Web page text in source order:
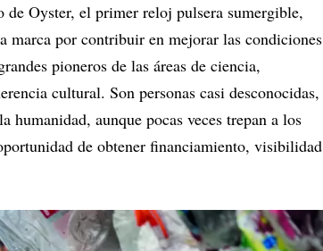
de Oyster, el primer reloj pulsera sumergible,
marca por contribuir en mejorar las condiciones
pioneros de las áreas de ciencia,
cultural. Son personas casi desconocidas,
humanidad, aunque pocas veces trepan a los
de obtener financiamiento, visibilidad